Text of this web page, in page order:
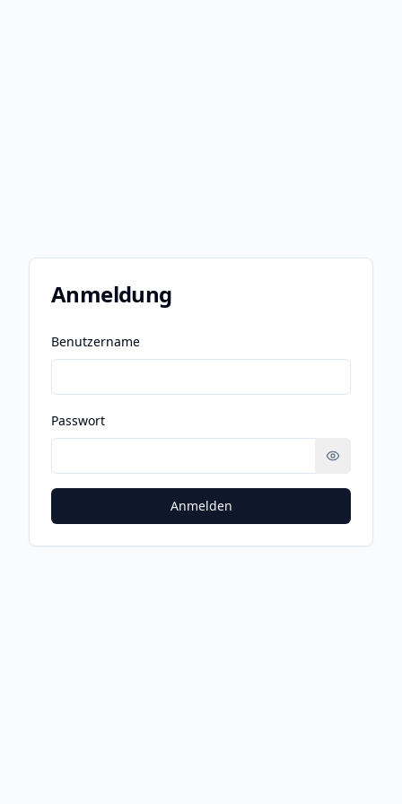
Anmeldung
Benutzername
Passwort
Anmelden